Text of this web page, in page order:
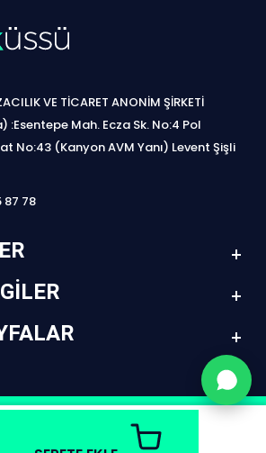
VE TİCARET ANONİM ŞİRKETİ
Mah. Ecza Sk. No:4 Pol
No:43 (Kanyon AVM Yanı) Levent Şişli
87 78
| copyright ©2022 Tüm hakları saklıdır.